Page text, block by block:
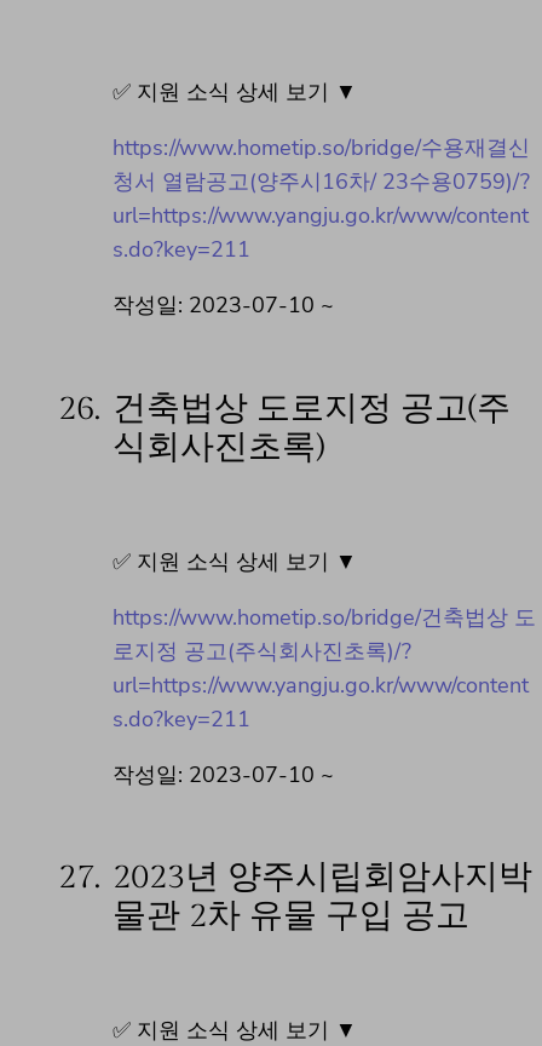
✅ 지원 소식 상세 보기 ▼
https://www.hometip.so/bridge/수용재결신
청서 열람공고(양주시16차/ 23수용0759)/?
url=https://www.yangju.go.kr/www/content
s.do?key=211
작성일: 2023-07-10 ~
26. 건축법상 도로지정 공고(주
식회사진초록)
✅ 지원 소식 상세 보기 ▼
https://www.hometip.so/bridge/건축법상 도
로지정 공고(주식회사진초록)/?
url=https://www.yangju.go.kr/www/content
s.do?key=211
작성일: 2023-07-10 ~
27. 2023년 양주시립회암사지박
물관 2차 유물 구입 공고
✅ 지원 소식 상세 보기 ▼